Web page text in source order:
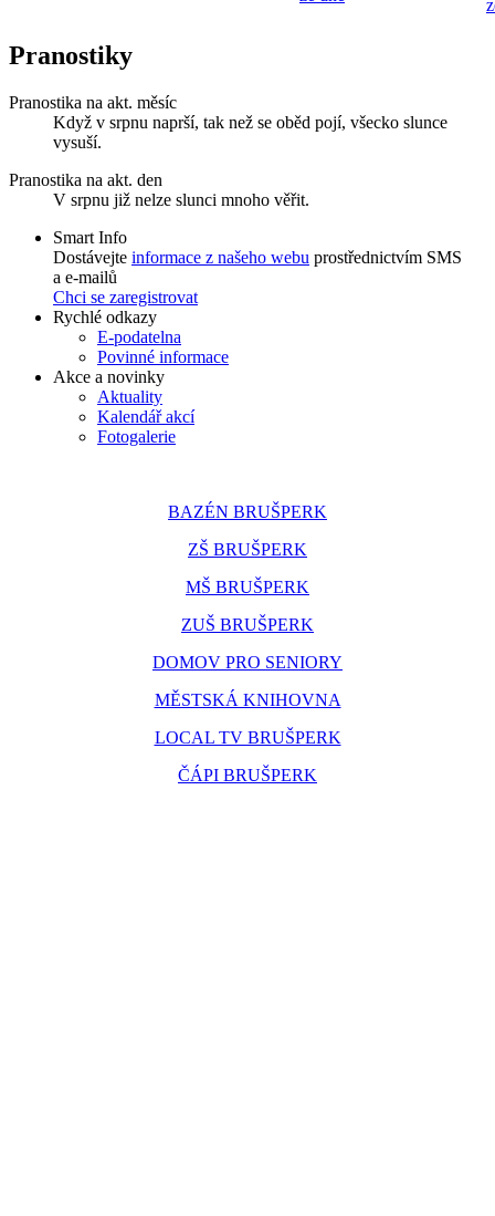
Pranostiky
Pranostika na akt. měsíc
Když v srpnu naprší, tak než se oběd pojí, všecko slunce
vysuší.
Pranostika na akt. den
V srpnu již nelze slunci mnoho věřit.
Smart Info
Dostávejte informace z našeho webu prostřednictvím SMS
a e-mailů
Chci se zaregistrovat
Rychlé odkazy
E-podatelna
Povinné informace
Akce a novinky
Aktuality
Kalendář akcí
Fotogalerie
BAZÉN BRUŠPERK
ZŠ BRUŠPERK
MŠ BRUŠPERK
ZUŠ BRUŠPERK
DOMOV PRO SENIORY
MĚSTSKÁ KNIHOVNA
LOCAL TV BRUŠPERK
ČÁPI BRUŠPERK